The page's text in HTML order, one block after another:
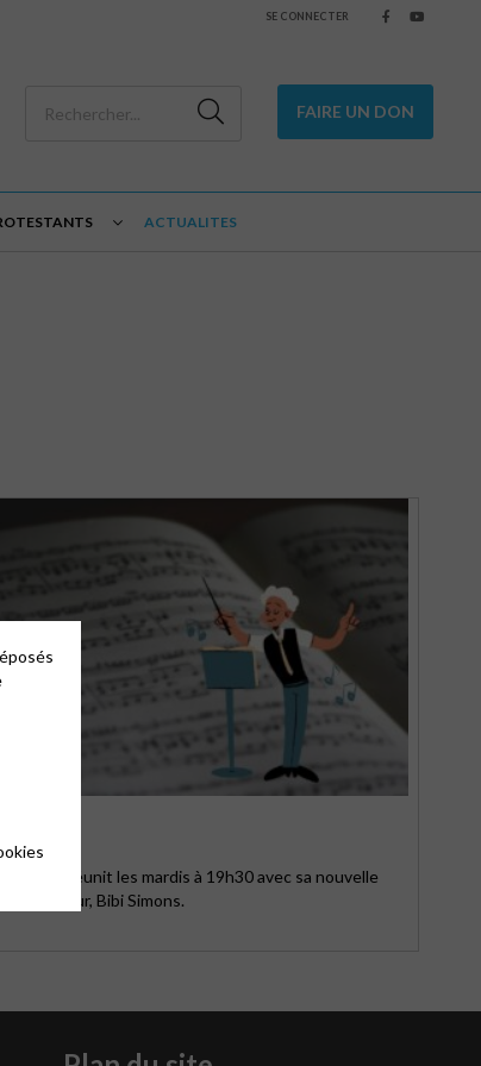
SE CONNECTER
FAIRE UN DON
ACTUALITES
se réunit les mardis à 19h30 avec sa nouvelle
de chœur, Bibi Simons.